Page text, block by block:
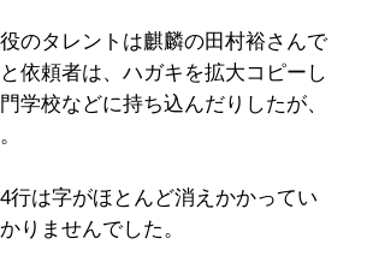
のタレントは麒麟の田村裕さんで
依頼者は、ハガキを拡大コピーし
学校などに持ち込んだりしたが、
は字がほとんど消えかかってい
りませんでした。